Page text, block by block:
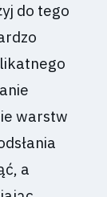
do tego
warstw
a